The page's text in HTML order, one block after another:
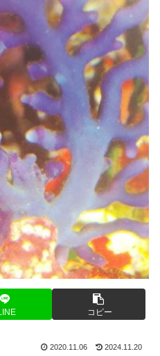
コピー
2020.11.06 2024.11.20